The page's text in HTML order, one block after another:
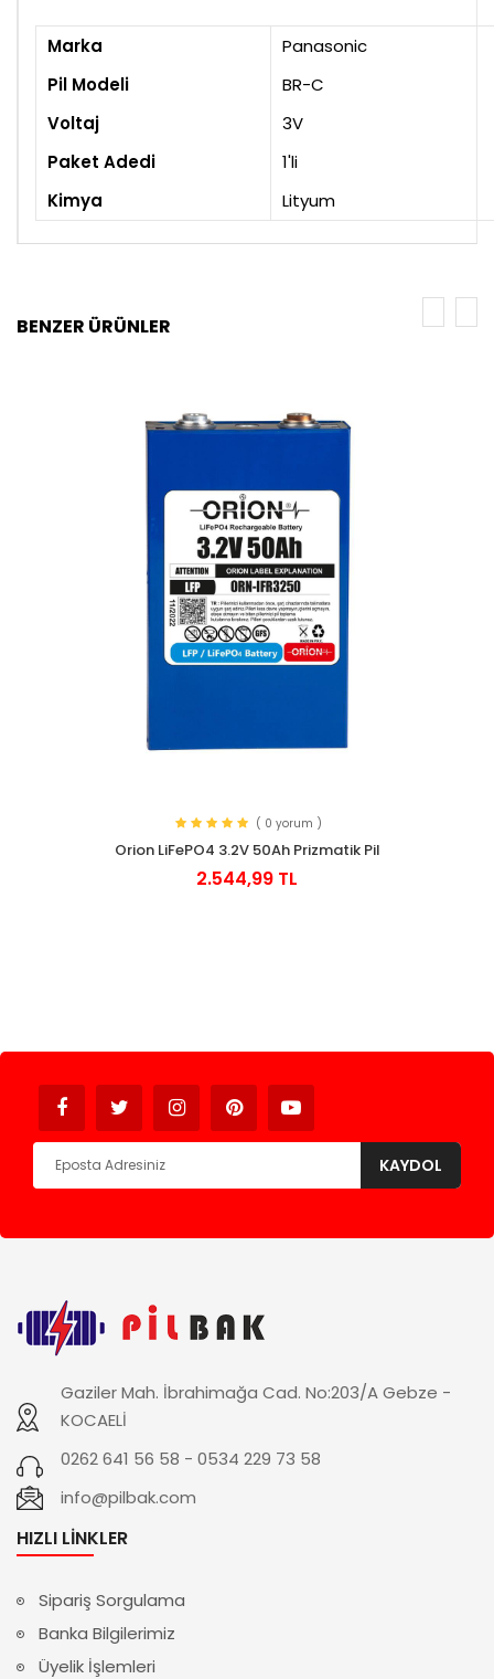
Marka
Panasonic
Pil Modeli
BR-C
Voltaj
3V
Paket Adedi
1'li
Kimya
Lityum
BENZER ÜRÜNLER
( 0 yorum )
Orion LiFePO4 3.2V 50Ah Prizmatik Pil
2.544,99 TL
KAYDOL
Gaziler Mah. İbrahimağa Cad. No:203/A Gebze -
KOCAELİ
0262 641 56 58 - 0534 229 73 58
info@pilbak.com
HIZLI LINKLER
Sipariş Sorgulama
Banka Bilgilerimiz
Üyelik İşlemleri